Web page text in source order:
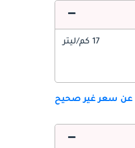
17 كم/ليتر
عن سعر غير صحيح